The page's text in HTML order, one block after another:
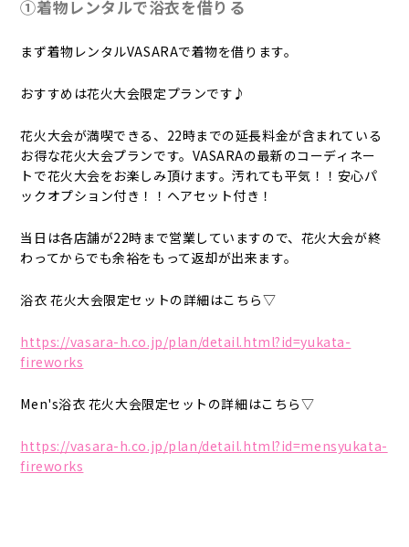
①着物レンタルで浴衣を借りる
まず着物レンタルVASARAで着物を借ります。
おすすめは花火大会限定プランです♪
花火大会が満喫できる、22時までの延長料金が含まれている
お得な花火大会プランです。VASARAの最新のコーディネー
トで花火大会をお楽しみ頂けます。汚れても平気！！安心パ
ックオプション付き！！ヘアセット付き！
当日は各店舗が22時まで営業していますので、花火大会が終
わってからでも余裕をもって返却が出来ます。
浴衣 花火大会限定セットの詳細はこちら▽
https://vasara-h.co.jp/plan/detail.html?id=yukata-
fireworks
Men's浴衣 花火大会限定セットの詳細はこちら▽
https://vasara-h.co.jp/plan/detail.html?id=mensyukata-
fireworks